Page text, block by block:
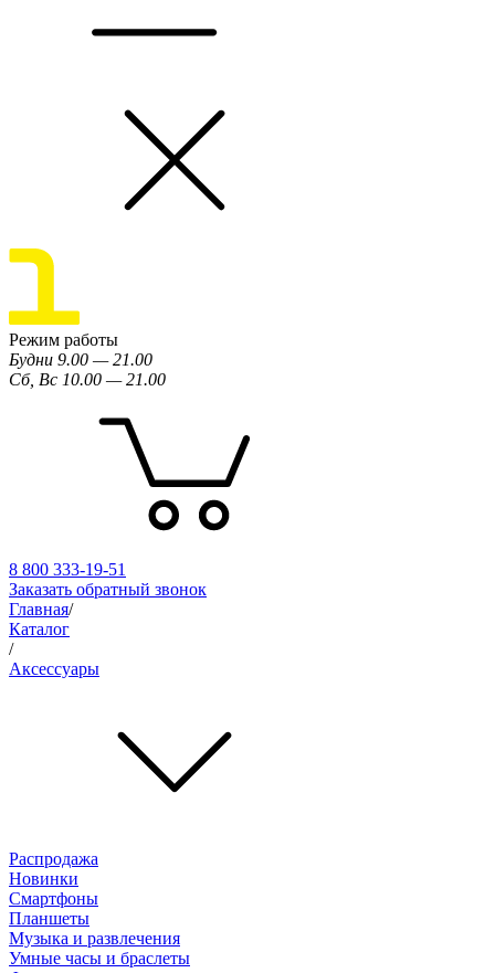
Режим работы
Будни 9.00 — 21.00
Сб, Вс 10.00 — 21.00
8 800 333-19-51
Заказать обратный звонок
Главная/
Каталог
/
Аксессуары
Распродажа
Новинки
Смартфоны
Планшеты
Музыка и развлечения
Умные часы и браслеты